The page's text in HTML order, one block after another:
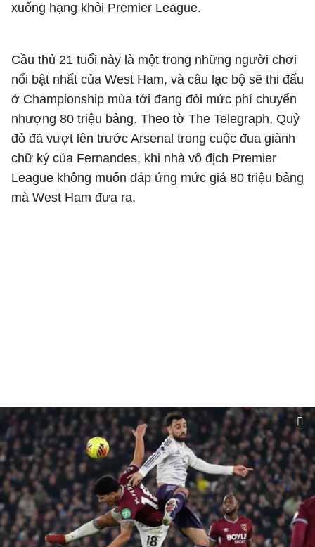
xuống hạng khỏi Premier League.
Cầu thủ 21 tuổi này là một trong những người chơi
nổi bật nhất của West Ham, và câu lạc bộ sẽ thi đấu
ở Championship mùa tới đang đòi mức phí chuyển
nhượng 80 triệu bảng. Theo tờ The Telegraph, Quỷ
đỏ đã vượt lên trước Arsenal trong cuộc đua giành
chữ ký của Fernandes, khi nhà vô địch Premier
League không muốn đáp ứng mức giá 80 triệu bảng
mà West Ham đưa ra.